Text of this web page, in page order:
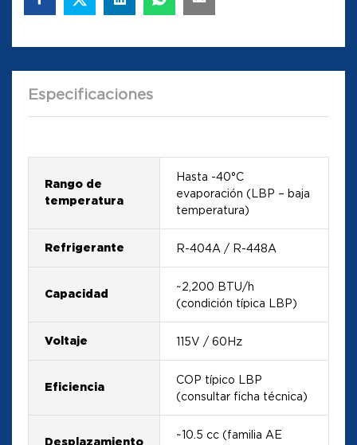
Especificaciones
Rango de
temperatura
Hasta -40°C
evaporación (LBP – baja
temperatura)
Refrigerante R-404A / R-448A
Capacidad
~2,200 BTU/h
(condición típica LBP)
Voltaje 115V / 60Hz
Eficiencia
COP típico LBP
(consultar ficha técnica)
Desplazamiento
~10.5 cc (familia AE